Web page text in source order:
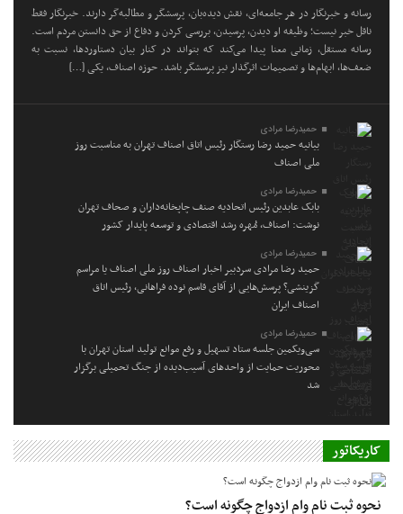
رسانه و خبرنگار در هر جامعه‌ای، نقش دیده‌بان، پرسشگر و مطالبه‌گر دارند. خبرنگار فقط
ناقل خبر نیست؛ وظیفه او دیدن، پرسیدن، بررسی کردن و دفاع از حق دانستن مردم است.
رسانه مستقل، زمانی معنا پیدا می‌کند که بتواند در کنار بیان دستاوردها، نسبت به
ضعف‌ها، ابهام‌ها و تصمیمات اثرگذار نیز پرسشگر باشد. حوزه اصناف، یکی […]
حمیدرضا مرادی
بیانیه حمید رضا رستگار رئیس اتاق اصناف تهران به مناسبت روز
ملی اصناف
حمیدرضا مرادی
بابک عابدین رئیس اتحادیه صنف چاپخانه‌داران و صحاف تهران
نوشت: اصناف، مُهره رشد اقتصادی و توسعه پایدار کشور
حمیدرضا مرادی
حمید رضا مرادی سردبیر اخبار اصناف روز ملی اصناف یا مراسم
گزینشی؟ پرسش‌هایی از آقای قاسم نوده فراهانی، رئیس اتاق
اصناف ایران
حمیدرضا مرادی
سی‌ویکمین جلسه ستاد تسهیل و رفع موانع تولید استان تهران با
محوریت حمایت از واحدهای آسیب‌دیده از جنگ تحمیلی برگزار
شد
کاریکاتور
نحوه ثبت نام وام ازدواج چگونه است؟